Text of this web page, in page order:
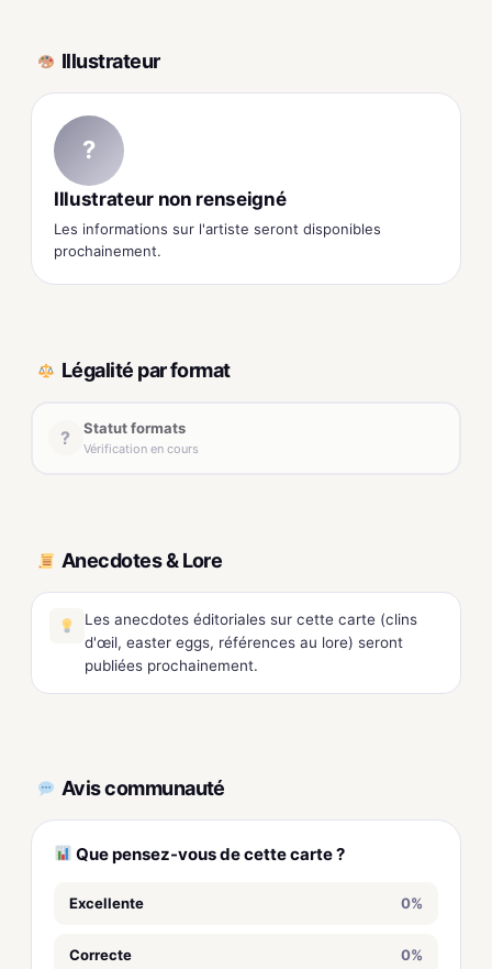
Illustrateur
?
Illustrateur non renseigné
Les informations sur l'artiste seront disponibles
prochainement.
Légalité par format
? Statut formats
Vérification en cours
Anecdotes & Lore
Les anecdotes éditoriales sur cette carte (clins
d'œil, easter eggs, références au lore) seront
publiées prochainement.
Avis communauté
Que pensez-vous de cette carte ?
Excellente 0%
Correcte 0%